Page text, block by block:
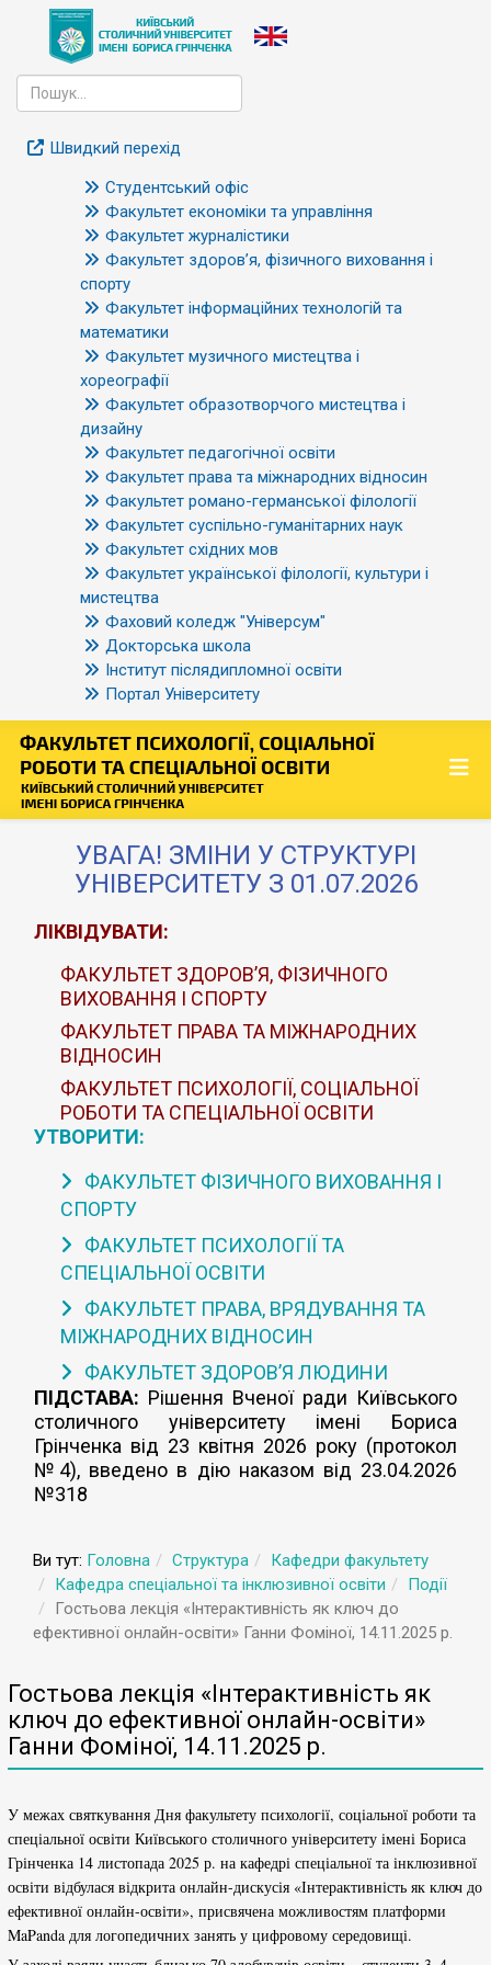
Швидкий перехід
Студентський офіс
Факультет економіки та управління
Факультет журналістики
Факультет здоров’я, фізичного виховання і
спорту
Факультет інформаційних технологій та
математики
Факультет музичного мистецтва і
хореографії
Факультет образотворчого мистецтва і
дизайну
Факультет педагогічної освіти
Факультет права та міжнародних відносин
Факультет романо-германської філології
Факультет суспільно-гуманітарних наук
Факультет східних мов
Факультет української філології, культури і
мистецтва
Фаховий коледж "Універсум"
Докторська школа
Інститут післядипломної освіти
Портал Університету
УВАГА! ЗМІНИ У СТРУКТУРІ
УНІВЕРСИТЕТУ З 01.07.2026
ЛІКВІДУВАТИ:
ФАКУЛЬТЕТ ЗДОРОВ’Я, ФІЗИЧНОГО
ВИХОВАННЯ І СПОРТУ
ФАКУЛЬТЕТ ПРАВА ТА МІЖНАРОДНИХ
ВІДНОСИН
ФАКУЛЬТЕТ ПСИХОЛОГІЇ, СОЦІАЛЬНОЇ
РОБОТИ ТА СПЕЦІАЛЬНОЇ ОСВІТИ
УТВОРИТИ:
ФАКУЛЬТЕТ ФІЗИЧНОГО ВИХОВАННЯ І
СПОРТУ
ФАКУЛЬТЕТ ПСИХОЛОГІЇ ТА
СПЕЦІАЛЬНОЇ ОСВІТИ
ФАКУЛЬТЕТ ПРАВА, ВРЯДУВАННЯ ТА
МІЖНАРОДНИХ ВІДНОСИН
ФАКУЛЬТЕТ ЗДОРОВ’Я ЛЮДИНИ
ПІДСТАВА: Рішення Вченої ради Київського
столичного університету імені Бориса
Грінченка від 23 квітня 2026 року (протокол
№4), введено в дію наказом від 23.04.2026
№318
Ви тут: Головна Структура
Кафедри факультету
Кафедра спеціальної та інклюзивної освіти
Події
Гостьова лекція «Інтерактивність як ключ до
ефективної онлайн-освіти» Ганни Фоміної, 14.11.2025 р.
Гостьова лекція «Інтерактивність як
ключ до ефективної онлайн-освіти»
Ганни Фоміної, 14.11.2025 р.
У межах святкування Дня факультету психології, соціальної роботи та
спеціальної освіти Київського столичного університету імені Бориса
Грінченка 14 листопада 2025 р. на кафедрі спеціальної та інклюзивної
освіти відбулася відкрита онлайн-дискусія «Інтерактивність як ключ до
ефективної онлайн-освіти», присвячена можливостям платформи
MaPanda для логопедичних занять у цифровому середовищі.